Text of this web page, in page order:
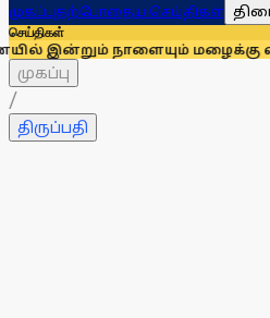
முகப்புதற்போதைய செய்திகள்
செய்திகள்
நாளையும் மழைக்கு வாய்ப்பு
முகப்பு
/
திருப்பதி